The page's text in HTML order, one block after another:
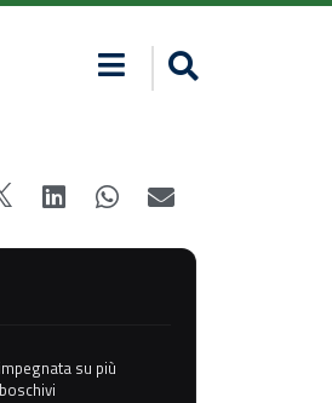
su più